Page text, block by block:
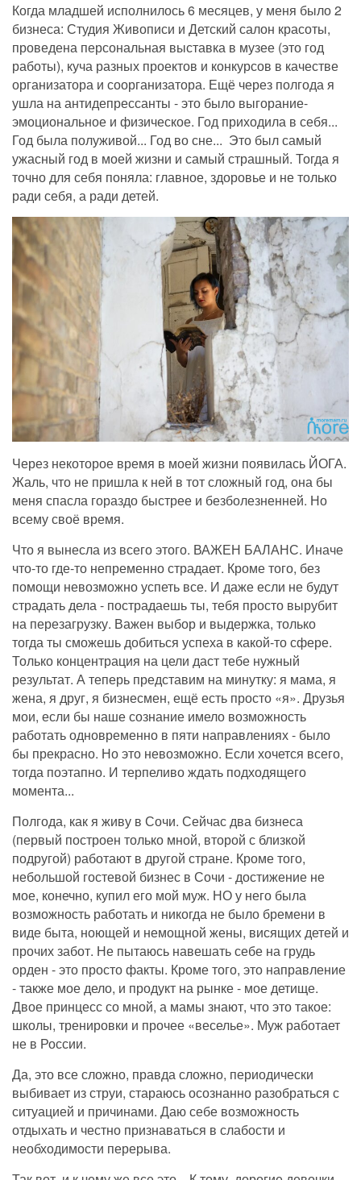
Когда младшей исполнилось 6 месяцев, у меня было 2
бизнеса: Студия Живописи и Детский салон красоты,
проведена персональная выставка в музее (это год
работы), куча разных проектов и конкурсов в качестве
организатора и соорганизатора. Ещё через полгода я
ушла на антидепрессанты - это было выгорание-
эмоциональное и физическое. Год приходила в себя...
Год была полуживой... Год во сне... Это был самый
ужасный год в моей жизни и самый страшный. Тогда я
точно для себя поняла: главное, здоровье и не только
ради себя, а ради детей.
Через некоторое время в моей жизни появилась ЙОГА.
Жаль, что не пришла к ней в тот сложный год, она бы
меня спасла гораздо быстрее и безболезненней. Но
всему своё время.
Что я вынесла из всего этого. ВАЖЕН БАЛАНС. Иначе
что-то где-то непременно страдает. Кроме того, без
помощи невозможно успеть все. И даже если не будут
страдать дела - пострадаешь ты, тебя просто вырубит
на перезагрузку. Важен выбор и выдержка, только
тогда ты сможешь добиться успеха в какой-то сфере.
Только концентрация на цели даст тебе нужный
результат. А теперь представим на минутку: я мама, я
жена, я друг, я бизнесмен, ещё есть просто «я». Друзья
мои, если бы наше сознание имело возможность
работать одновременно в пяти направлениях - было
бы прекрасно. Но это невозможно. Если хочется всего,
тогда поэтапно. И терпеливо ждать подходящего
момента...
Полгода, как я живу в Сочи. Сейчас два бизнеса
(первый построен только мной, второй с близкой
подругой) работают в другой стране. Кроме того,
небольшой гостевой бизнес в Сочи - достижение не
мое, конечно, купил его мой муж. НО у него была
возможность работать и никогда не было бремени в
виде быта, ноющей и немощной жены, висящих детей и
прочих забот. Не пытаюсь навешать себе на грудь
орден - это просто факты. Кроме того, это направление
-также мое дело, и продукт на рынке - мое детище.
Двое принцесс со мной, а мамы знают, что это такое:
школы, тренировки и прочее «веселье». Муж работает
не в России.
Да, это все сложно, правда сложно, периодически
выбивает из струи, стараюсь осознанно разобраться с
ситуацией и причинами. Даю себе возможность
отдыхать и честно признаваться в слабости и
необходимости перерыва.